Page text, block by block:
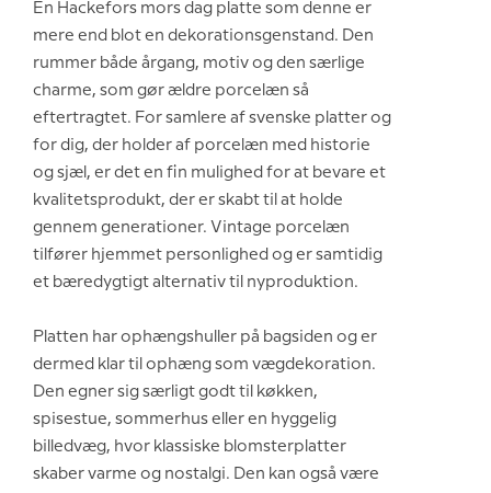
En Hackefors mors dag platte som denne er
mere end blot en dekorationsgenstand. Den
rummer både årgang, motiv og den særlige
charme, som gør ældre porcelæn så
eftertragtet. For samlere af svenske platter og
for dig, der holder af porcelæn med historie
og sjæl, er det en fin mulighed for at bevare et
kvalitetsprodukt, der er skabt til at holde
gennem generationer. Vintage porcelæn
tilfører hjemmet personlighed og er samtidig
et bæredygtigt alternativ til nyproduktion.
Platten har ophængshuller på bagsiden og er
dermed klar til ophæng som vægdekoration.
Den egner sig særligt godt til køkken,
spisestue, sommerhus eller en hyggelig
billedvæg, hvor klassiske blomsterplatter
skaber varme og nostalgi. Den kan også være